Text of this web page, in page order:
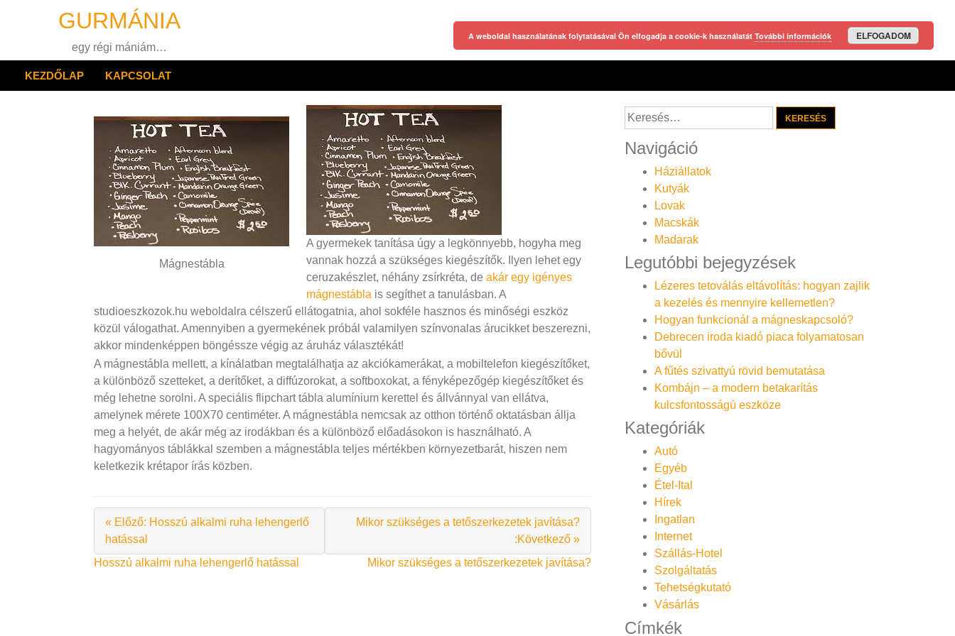
GURMÁNIA
egy régi mániám…
KEZDŐLAP KAPCSOLAT
Mágnestábla
A gyermekek tanítása úgy a legkönnyebb, hogyha meg
vannak hozzá a szükséges kiegészítők. Ilyen lehet egy
ceruzakészlet, néhány zsírkréta, de akár egy igényes
mágnestábla is segíthet a tanulásban. A
studioeszkozok.hu weboldalra célszerű ellátogatnia, ahol sokféle hasznos és minőségi eszköz
közül válogathat. Amennyiben a gyermekének próbál valamilyen színvonalas árucikket beszerezni,
akkor mindenképpen böngéssze végig az áruház választékát!
A mágnestábla mellett, a kínálatban megtalálhatja az akciókamerákat, a mobiltelefon kiegészítőket,
a különböző szetteket, a derítőket, a diffúzorokat, a softboxokat, a fényképezőgép kiegészítőket és
még lehetne sorolni. A speciális flipchart tábla alumínium kerettel és állvánnyal van ellátva,
amelynek mérete 100X70 centiméter. A mágnestábla nemcsak az otthon történő oktatásban állja
meg a helyét, de akár még az irodákban és a különböző előadásokon is használható. A
hagyományos táblákkal szemben a mágnestábla teljes mértékben környezetbarát, hiszen nem
keletkezik krétapor írás közben.
« Előző: Hosszú alkalmi ruha lehengerlő
hatással
Mikor szükséges a tetőszerkezetek javítása?
:Következő »
Bejegyzés
Hosszú alkalmi ruha lehengerlő hatással Mikor szükséges a tetőszerkezetek javítása?
Keresés:
Navigáció
Háziállatok
Kutyák
Lovak
Macskák
Madarak
Legutóbbi bejegyzések
Lézeres tetoválás eltávolítás: hogyan zajlik
a kezelés és mennyire kellemetlen?
Hogyan funkcionál a mágneskapcsoló?
Debrecen iroda kiadó piaca folyamatosan
bővül
A fűtés szivattyú rövid bemutatása
Kombájn – a modern betakarítás
kulcsfontosságú eszköze
Kategóriák
Autó
Egyéb
Étel-Ital
Hírek
Ingatlan
Internet
Szállás-Hotel
Szolgáltatás
Tehetségkutató
Vásárlás
Címkék
A weboldal használatának folytatásával Ön elfogadja a cookie-k használatát További információk ELFOGADOM